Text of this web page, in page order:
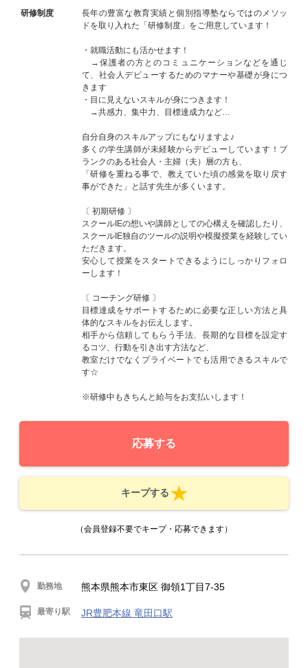
研修制度
長年の豊富な教育実績と個別指導塾ならではのメソッ
ドを取り入れた「研修制度」をご用意しています！
・就職活動にも活かせます！
→保護者の方とのコミュニケーションなどを通じ
て、社会人デビューするためのマナーや基礎が身につ
きます
・目に見えないスキルが身につきます！
→共感力、集中力、目標達成力など…
自分自身のスキルアップにもなりますよ♪
多くの学生講師が未経験からデビューしています！ブ
ランクのある社会人・主婦（夫）層の方も、
「研修を重ねる事で、教えていた頃の感覚を取り戻す
事ができた」と話す先生が多くいます。
〔 初期研修 〕
スクールIEの想いや講師としての心構えを確認したり、
スクールIE独自のツールの説明や模擬授業を経験してい
ただきます。
安心して授業をスタートできるようにしっかりフォロ
ーします！
〔 コーチング研修 〕
目標達成をサポートするために必要な正しい方法と具
体的なスキルをお伝えします。
相手から信頼してもらう手法、長期的な目標を設定す
るコツ、行動を引き出す方法など、
教室だけでなくプライベートでも活用できるスキルで
す☆
※研修中もきちんと給与をお支払いします！
応募する
キープする
（会員登録不要でキープ・応募できます）
勤務地 熊本県熊本市東区 御領1丁目7-35
最寄り駅 JR豊肥本線 竜田口駅